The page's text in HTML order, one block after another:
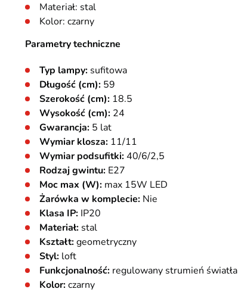
Materiał: stal
Kolor: czarny
Parametry techniczne
Typ lampy: sufitowa
Długość (cm): 59
Szerokość (cm): 18.5
Wysokość (cm): 24
Gwarancja: 5 lat
Wymiar klosza: 11/11
Wymiar podsufitki:40/6/2,5
Rodzaj gwintu: E27
Moc max (W): max 15W LED
Żarówka w komplecie: Nie
Klasa IP: IP20
Materiał: stal
Kształt:geometryczny
Styl: loft
Funkcjonalność: regulowany strumień światła
Kolor:czarny